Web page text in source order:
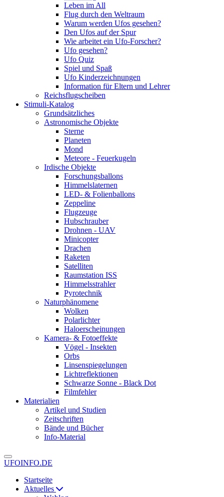
Leben im All
Flug durch den Weltraum
Warum werden Ufos gesehen?
Den Ufos auf der Spur
Wie arbeitet ein Ufo-Forscher?
Ufo gesehen?
Ufo Quiz
Spiel und Spaß
Ufo Kinderzeichnungen
Information für Eltern und Lehrer
Reichsflugscheiben
Stimuli-Katalog
Grundsätzliches
Astronomische Objekte
Sterne
Planeten
Mond
Meteore - Feuerkugeln
Irdische Objekte
Forschungsballons
Himmelslaternen
LED- & Folienballons
Zeppeline
Flugzeuge
Hubschrauber
Drohnen - UAV
Minicopter
Drachen
Raketen
Satelliten
Raumstation ISS
Himmelsstrahler
Pyrotechnik
Naturphänomene
Wolken
Polarlichter
Haloerscheinungen
Kamera- & Fotoeffekte
Vögel - Insekten
Orbs
Linsenspiegelungen
Lichtreflektionen
Schwarze Sonne - Black Dot
Filmfehler
Materialien
Artikel und Studien
Zeitschriften
Bände und Bücher
Info-Material
UFOINFO.DE
Startseite
Aktuelles